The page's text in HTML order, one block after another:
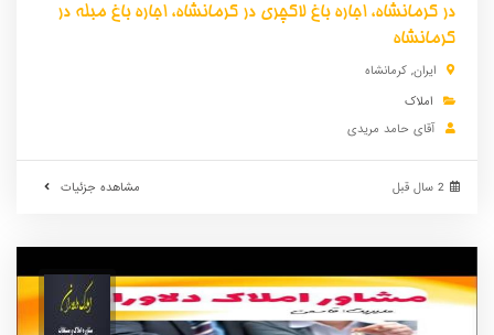
در کرمانشاه، اجاره باغ لاکچری در کرمانشاه، اجاره باغ مبله در
کرمانشاه
ایران, کرمانشاه
املاک
آقای حامد مریدی
مشاهده جزئیات 2 سال قبل